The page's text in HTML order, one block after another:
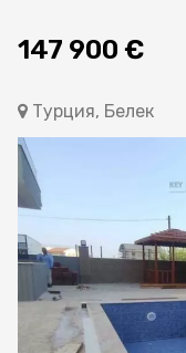
147 900 €
Турция, Белек